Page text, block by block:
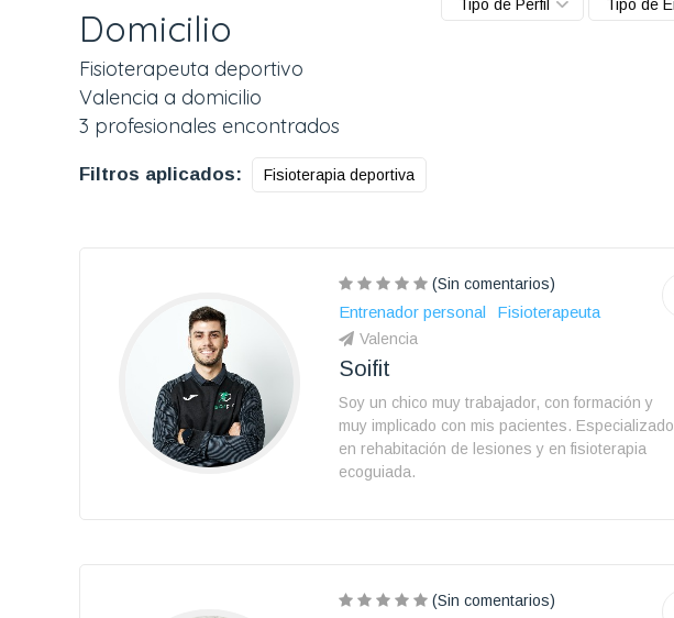
Domicilio
Fisioterapeuta deportivo
Valencia a domicilio
3 profesionales encontrados
Tipo de Perfil
Filtros aplicados: Fisioterapia deportiva
(Sin comentarios)
Entrenador personal Fisioterapeuta
Valencia
Soifit
Soy un chico muy trabajador, con formación y
muy implicado con mis pacientes. Especializado
en rehabitación de lesiones y en fisioterapia
ecoguiada.
(Sin comentarios)